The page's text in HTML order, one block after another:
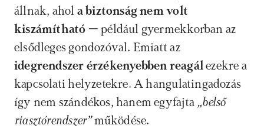
állnak, ahol a biztonság nem volt
kiszámítható – például gyermekkorban az
elsődleges gondozóval. Emiatt az
idegrendszer érzékenyebben reagál ezekre a
kapcsolati helyzetekre. A hangulatingadozás
így nem szándékos, hanem egyfajta „belső
riasztórendszer” működése.